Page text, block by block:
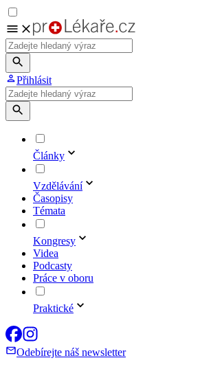
Přihlásit
Články
Vzdělávání
Časopisy
Témata
Kongresy
Videa
Podcasty
Práce v oboru
Praktické
Odebírejte náš newsletter